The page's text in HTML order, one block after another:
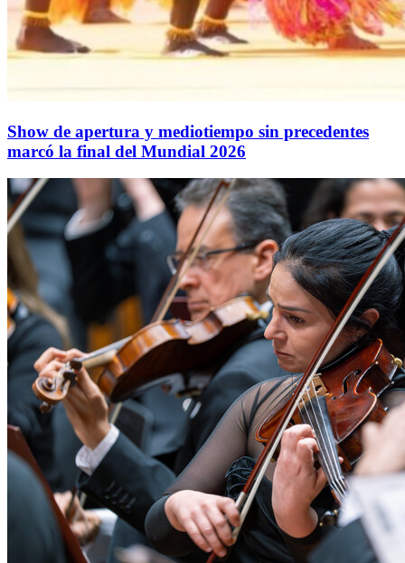
Show de apertura y mediotiempo sin precedentes
marcó la final del Mundial 2026